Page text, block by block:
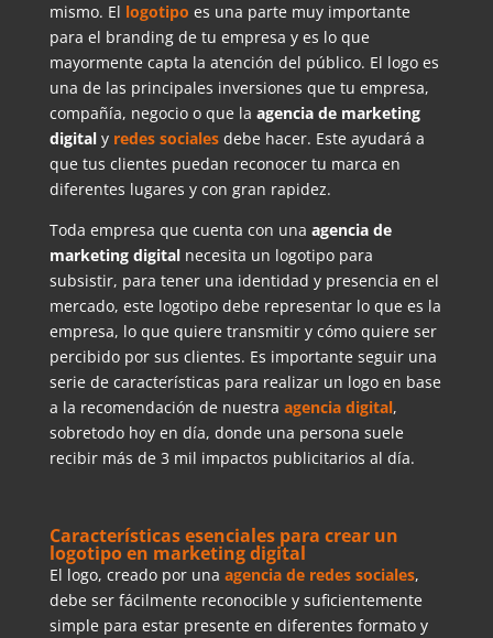
mismo. El logotipo es una parte muy importante
para el branding de tu empresa y es lo que
mayormente capta la atención del público. El logo es
una de las principales inversiones que tu empresa,
compañía, negocio o que la agencia de marketing
digitaly redes socialesdebe hacer. Este ayudará a
que tus clientes puedan reconocer tu marca en
diferentes lugares y con gran rapidez.
Toda empresa que cuenta con una agencia de
marketing digitalnecesita un logotipo para
subsistir, para tener una identidad y presencia en el
mercado, este logotipo debe representar lo que es la
empresa, lo que quiere transmitir y cómo quiere ser
percibido por sus clientes. Es importante seguir una
serie de características para realizar un logo en base
a la recomendación de nuestra agencia digital,
sobretodo hoy en día, donde una persona suele
recibir más de 3 mil impactos publicitarios al día.
Características esenciales para crear un
logotipo en marketing digital
El logo, creado por una agencia de redes sociales,
debe ser fácilmente reconocible y suficientemente
simple para estar presente en diferentes formato y